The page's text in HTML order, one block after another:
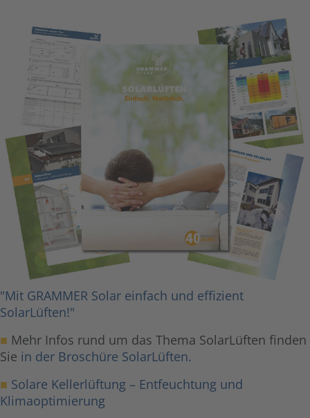
"Mit GRAMMER Solar einfach und effizient
SolarLüften!"
■ Mehr Infos rund um das Thema SolarLüften finden
Sie in der Broschüre SolarLüften.
■ Solare Kellerlüftung – Entfeuchtung und
Klimaoptimierung